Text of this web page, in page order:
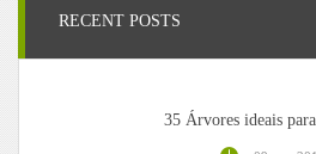
RECENT POSTS
35 Árvores ideais